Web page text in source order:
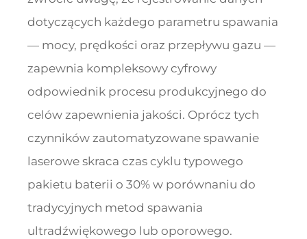
dotyczących każdego parametru spawania
— mocy, prędkości oraz przepływu gazu —
zapewnia kompleksowy cyfrowy
odpowiednik procesu produkcyjnego do
celów zapewnienia jakości. Oprócz tych
czynników zautomatyzowane spawanie
laserowe skraca czas cyklu typowego
pakietu baterii o 30% w porównaniu do
tradycyjnych metod spawania
ultradźwiękowego lub oporowego.